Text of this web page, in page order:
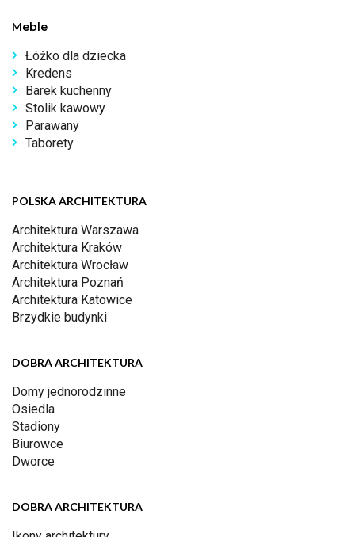
Meble
Łóżko dla dziecka
Kredens
Barek kuchenny
Stolik kawowy
Parawany
Taborety
POLSKA ARCHITEKTURA
Architektura Warszawa
Architektura Kraków
Architektura Wrocław
Architektura Poznań
Architektura Katowice
Brzydkie budynki
DOBRA ARCHITEKTURA
Domy jednorodzinne
Osiedla
Stadiony
Biurowce
Dworce
DOBRA ARCHITEKTURA